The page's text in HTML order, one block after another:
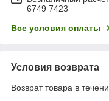
6749 7423
Все условия оплаты
Условия возврата
Возврат товара в